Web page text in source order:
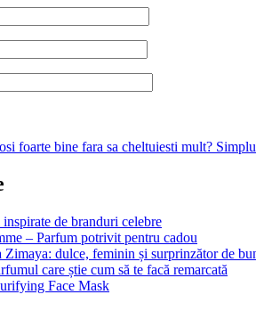
foarte bine fara sa cheltuiesti mult?
de branduri celebre
– Parfum potrivit pentru cadou
dulce, feminin și surprinzător de
care știe cum să te facă remarcată
Face Mask